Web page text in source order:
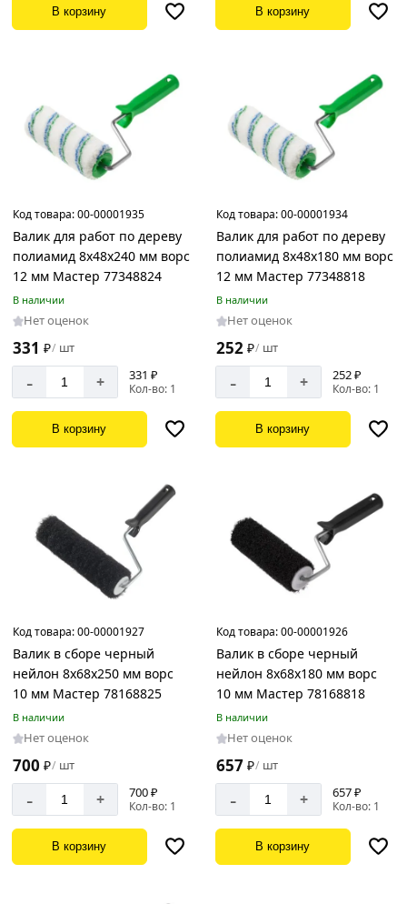
В корзину В корзину
Код товара:00-00001935
Валик для работ по дереву
полиамид 8х48х240 мм ворс
12 мм Мастер 77348824
В наличии
Нет оценок
331 ₽/ шт
- + 331 ₽
Кол-во: 1
В корзину
Код товара:00-00001934
Валик для работ по дереву
полиамид 8х48х180 мм ворс
12 мм Мастер 77348818
В наличии
Нет оценок
252 ₽/ шт
- + 252 ₽
Кол-во: 1
В корзину
Код товара:00-00001927
Валик в сборе черный
нейлон 8х68х250 мм ворс
10 мм Мастер 78168825
В наличии
Нет оценок
700 ₽/ шт
- + 700 ₽
Кол-во: 1
В корзину
Код товара:00-00001926
Валик в сборе черный
нейлон 8х68х180 мм ворс
10 мм Мастер 78168818
В наличии
Нет оценок
657 ₽/ шт
- + 657 ₽
Кол-во: 1
В корзину